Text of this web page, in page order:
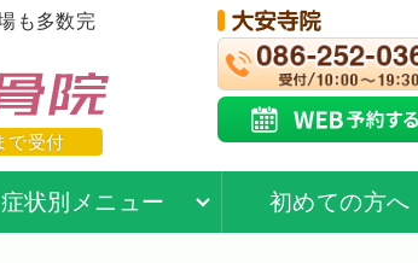
も多数完
で受付
症状別メニュー 初めての方へ